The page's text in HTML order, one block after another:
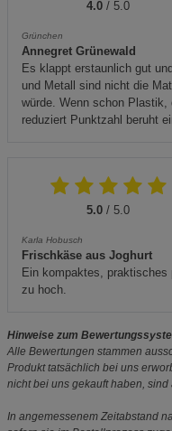
4.0 / 5.0
Grünchen
Annegret Grünewald
Es klappt erstaunlich gut
und Metall sind nicht die
würde. Wenn schon
reduziert Punktzahl beruht
5.0 / 5.0
Karla Hobusch
Frischkäse aus Joghurt
Ein kompaktes,
zu hoch.
Hinweise zum
Alle Bewertungen stammen
Produkt tatsächlich bei uns
nicht bei uns gekauft haben, sind
In angemessenem Zeitabstand